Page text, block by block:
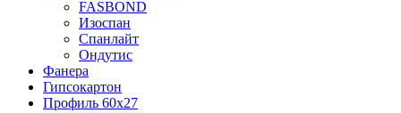
FASBOND
Изоспан
Спанлайт
Ондутис
Фанера
Гипсокартон
Профиль 60х27